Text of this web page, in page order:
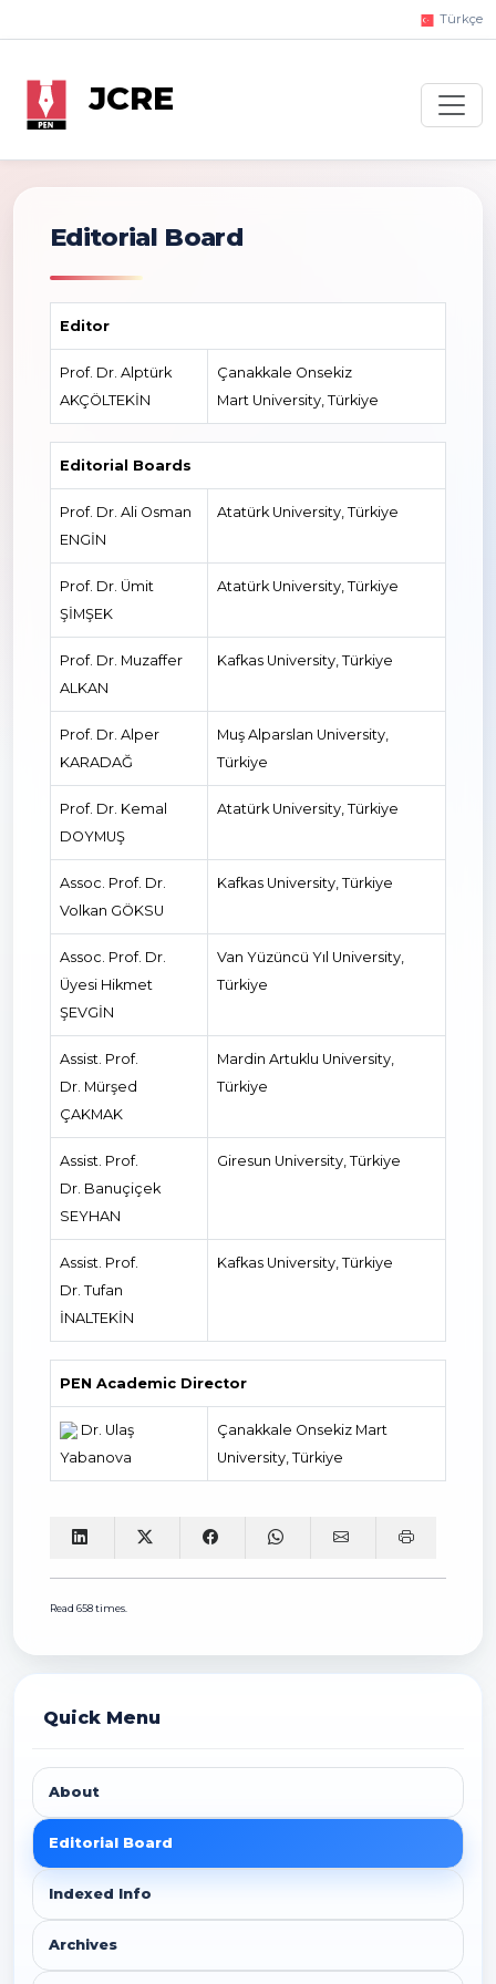
Türkçe
JCRE
Editorial Board
Editor
Prof. Dr. Alptürk
AKÇÖLTEKİN
Çanakkale Onsekiz
Mart University, Türkiye
Editorial Boards
Prof. Dr. Ali Osman
ENGİN
Atatürk University, Türkiye
Prof. Dr. Ümit
ŞİMŞEK
Atatürk University, Türkiye
Prof. Dr. Muzaffer
ALKAN
Kafkas University, Türkiye
Prof. Dr. Alper
KARADAĞ
Muş Alparslan University,
Türkiye
Prof. Dr. Kemal
DOYMUŞ
Atatürk University, Türkiye
Assoc. Prof. Dr.
Volkan GÖKSU
Kafkas University, Türkiye
Assoc. Prof. Dr.
Üyesi Hikmet
ŞEVGİN
Van Yüzüncü Yıl University,
Türkiye
Assist. Prof.
Dr. Mürşed
ÇAKMAK
Mardin Artuklu University,
Türkiye
Assist. Prof.
Dr. Banuçiçek
SEYHAN
Giresun University, Türkiye
Assist. Prof.
Dr. Tufan
İNALTEKİN
Kafkas University, Türkiye
PEN Academic Director
Dr. Ulaş
Yabanova
Çanakkale Onsekiz Mart
University, Türkiye
Read 658 times.
Quick Menu
About
Editorial Board
Indexed Info
Archives